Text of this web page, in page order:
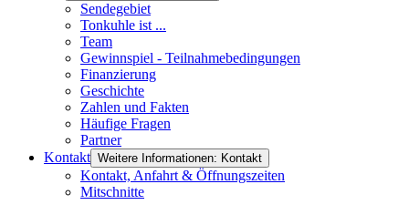
Sendegebiet
Tonkuhle ist ...
Team
Gewinnspiel - Teilnahmebedingungen
Finanzierung
Geschichte
Zahlen und Fakten
Häufige Fragen
Partner
Kontakt Weitere Informationen: Kontakt
Kontakt, Anfahrt & Öffnungszeiten
Mitschnitte